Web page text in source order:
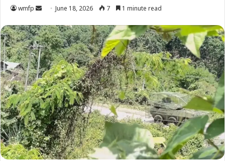
wmfp Send
email
June 18, 2026 7 1 minute read